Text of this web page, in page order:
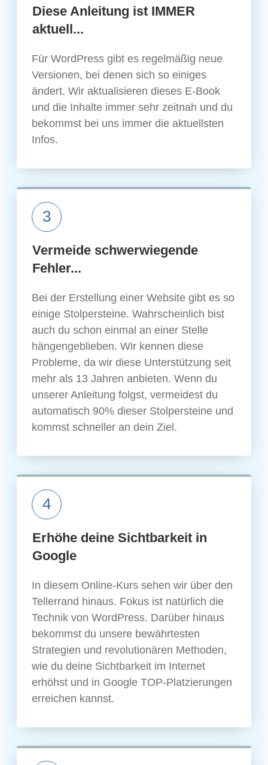
Diese Anleitung ist IMMER
aktuell...
Für WordPress gibt es regelmäßig neue
Versionen, bei denen sich so einiges
ändert. Wir aktualisieren dieses E-Book
und die Inhalte immer sehr zeitnah und du
bekommst bei uns immer die aktuellsten
Infos.
3
Vermeide schwerwiegende
Fehler...
Bei der Erstellung einer Website gibt es so
einige Stolpersteine. Wahrscheinlich bist
auch du schon einmal an einer Stelle
hängengeblieben. Wir kennen diese
Probleme, da wir diese Unterstützung seit
mehr als 13 Jahren anbieten. Wenn du
unserer Anleitung folgst, vermeidest du
automatisch 90% dieser Stolpersteine und
kommst schneller an dein Ziel.
4
Erhöhe deine Sichtbarkeit in
Google
In diesem Online-Kurs sehen wir über den
Tellerrand hinaus. Fokus ist natürlich die
Technik von WordPress. Darüber hinaus
bekommst du unsere bewährtesten
Strategien und revolutionären Methoden,
wie du deine Sichtbarkeit im Internet
erhöhst und in Google TOP-Platzierungen
erreichen kannst.